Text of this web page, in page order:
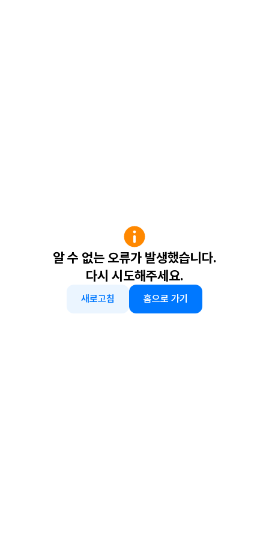
알 수 없는 오류가 발생했습니다.
다시 시도해주세요.
새로고침 홈으로 가기